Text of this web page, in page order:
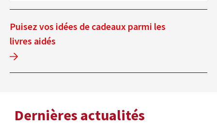
Puisez vos idées de cadeaux parmi les
livres aidés
Dernières actualités